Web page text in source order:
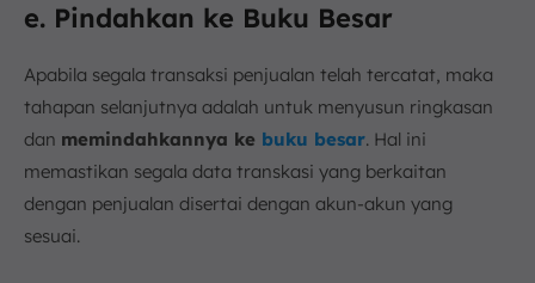
e. Pindahkan ke Buku Besar
Apabila segala transaksi penjualan telah tercatat, maka
tahapan selanjutnya adalah untuk menyusun ringkasan
dan memindahkannya ke buku besar. Hal ini
memastikan segala data transkasi yang berkaitan
dengan penjualan disertai dengan akun-akun yang
sesuai.